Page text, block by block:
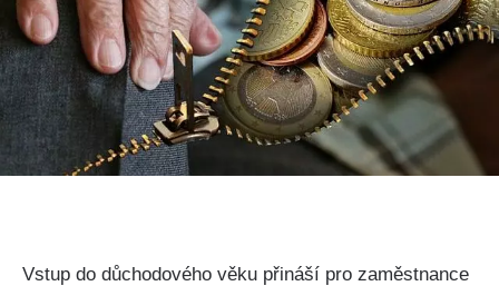
Vstup do důchodového věku přináší pro zaměstnance